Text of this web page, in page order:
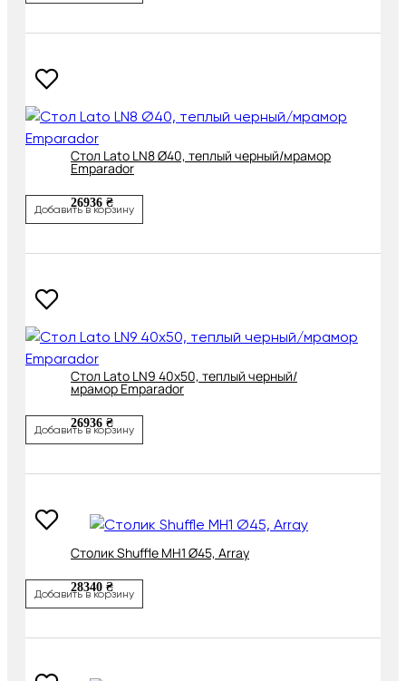
Cтол Lato LN8 Ø40, теплый черный/мрамор
Emparador
26936 ₴
Добавить в корзину
Cтол Lato LN9 40х50, теплый черный/
мрамор Emparador
26936 ₴
Добавить в корзину
Cтолик Shuffle MH1 Ø45, Array
28340 ₴
Добавить в корзину